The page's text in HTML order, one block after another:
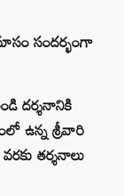
సందర్భంగా
దర్శనానికి
ఉన్న శ్రీవారి
తర్శనాలు